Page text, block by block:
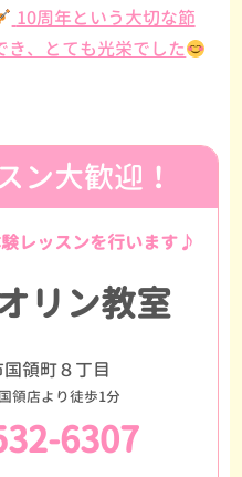
き、とても光栄でした
ン大歓迎！
レッスンを行います♪
リン教室
領町８丁目
領店より徒歩1分
6307